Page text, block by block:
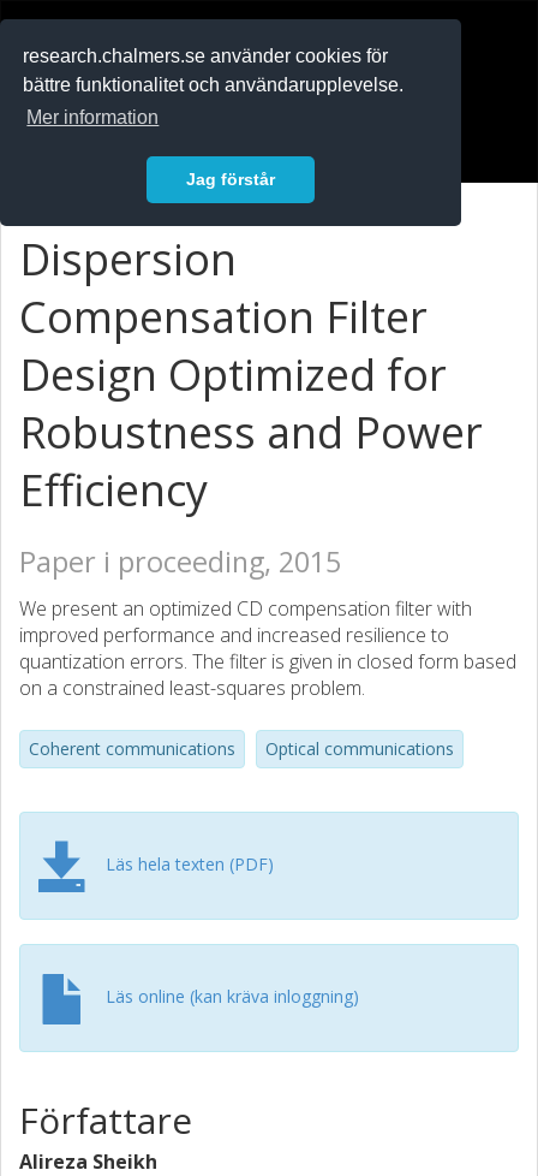
research.chalmers.se använder cookies för
bättre funktionalitet och användarupplevelse.
Mer information
Jag förstår
Dispersion
Compensation Filter
Design Optimized for
Robustness and Power
Efficiency
Paper i proceeding, 2015
We present an optimized CD compensation filter with
improved performance and increased resilience to
quantization errors. The filter is given in closed form based
on a constrained least-squares problem.
Coherent communications Optical communications
Läs hela texten (PDF)
Läs online (kan kräva inloggning)
Författare
Alireza Sheikh